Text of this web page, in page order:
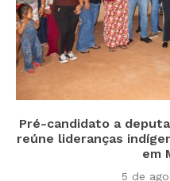
Pré-candidato a
reúne lideranças
em
5 de